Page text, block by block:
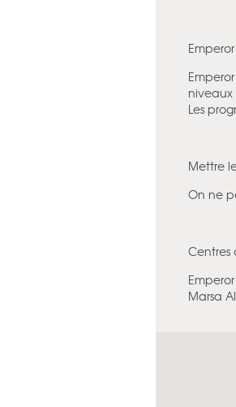
niveaux
Les
Mettre
On ne
Centres
Marsa